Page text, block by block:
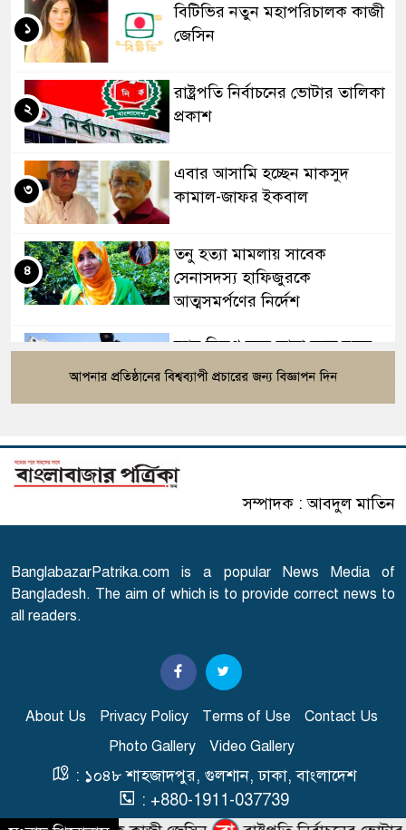
বিটিভির নতুন মহাপরিচালক কাজী
জেসিন
১
রাষ্ট্রপতি নির্বাচনের ভোটার তালিকা
প্রকাশ
২
এবার আসামি হচ্ছেন মাকসুদ
কামাল-জাফর ইকবাল
৩
তনু হত্যা মামলায় সাবেক
সেনাসদস্য হাফিজুরকে
আত্মসমর্পণের নির্দেশ
৪
র‍্যাব বিলুপ্ত করে আনা হচ্ছে নতুন
বাহিনী, খসড়া আইন প্রকাশ
সৌদির নতুন নিয়ম
৬
এসএসসি পরীক্ষার ফল প্রকাশের
তারিখ ঘোষণা
৭
সারাদেশে হামের উপসর্গ নিয়ে
৮
স্বাভাবিক হচ্ছে গ্যাস সরবরাহ
'২০ অগাস্ট রাষ্ট্রপতি নির্বাচন'
সম্পাদক : আবদুল মাতিন
BanglabazarPatrika.com is a popular News Media of
Bangladesh. The aim of which is to provide correct news to
all readers.
About Us Privacy Policy Terms of Use
Contact Us
Photo Gallery
Video Gallery
: ১০৪৮ শাহজাদপুর, গুলশান, ঢাকা, বাংলাদেশ
: +880-1911-037739
: info@banglabazarpatrika.com